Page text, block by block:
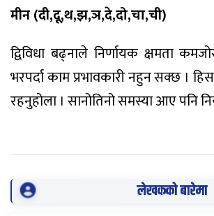
मीन (दी,दू,थ,झ,ञ,दे,दो,चा,ची)
द्विविधा बढ्नाले निर्णायक क्षमता
भरपर्दा काम प्रभावकारी नहुन सक्छ ।
रहनुहोला । सानोतिनो समस्या आए पनि
लेखकको बारेमा